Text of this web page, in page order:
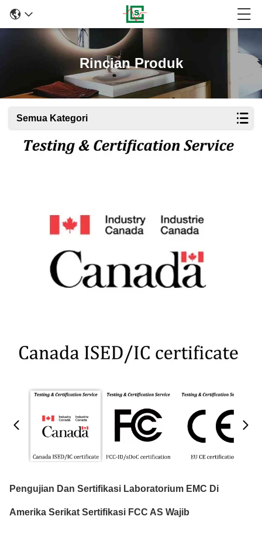
Rincian Produk
Semua Kategori
Pengujian Dan Sertifikasi Laboratorium EMC Di
Amerika Serikat Sertifikasi FCC AS Wajib